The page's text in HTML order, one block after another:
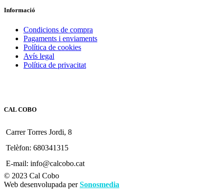
Informació
Condicions de compra
Pagaments i enviaments
Política de cookies
Avís legal
Política de privacitat
CAL COBO
Carrer Torres Jordi, 8
Telèfon: 680341315
E-mail: info@calcobo.cat
© 2023 Cal Cobo
Web desenvolupada perSonosmedia